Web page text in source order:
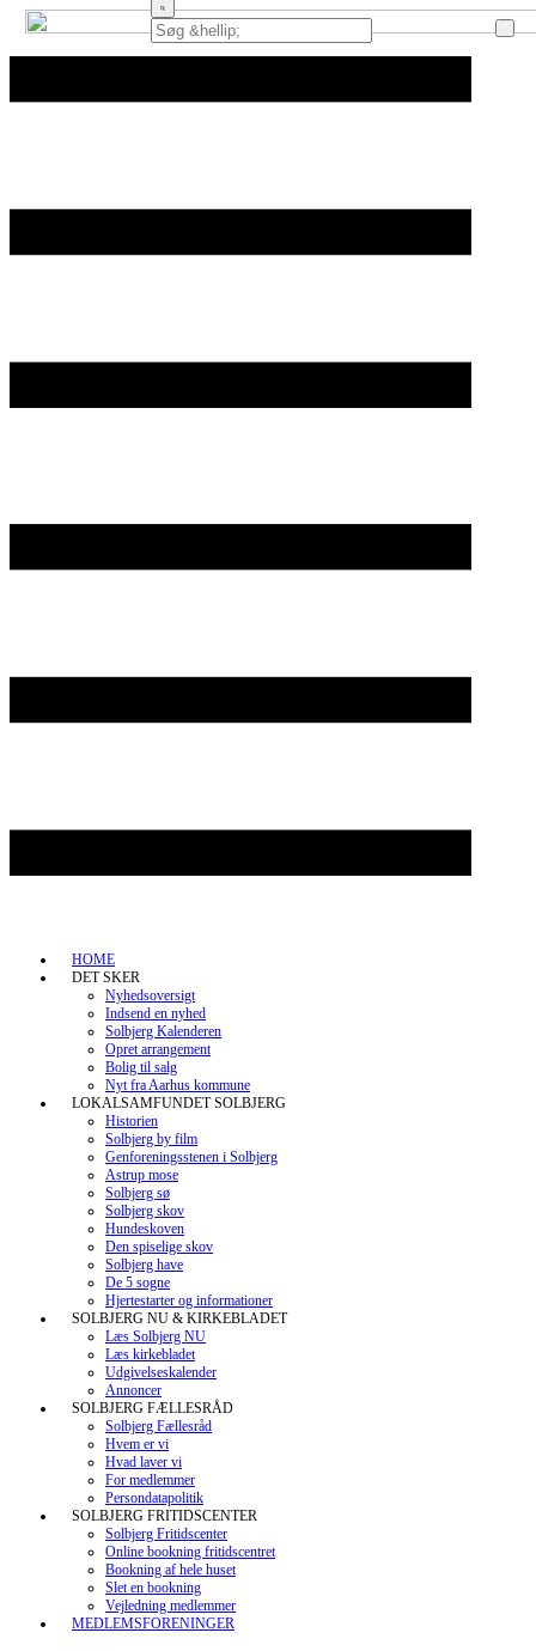
HOME
DET SKER
Nyhedsoversigt
Indsend en nyhed
Solbjerg Kalenderen
Opret arrangement
Bolig til salg
Nyt fra Aarhus kommune
LOKALSAMFUNDET SOLBJERG
Historien
Solbjerg by film
Genforeningsstenen i Solbjerg
Astrup mose
Solbjerg sø
Solbjerg skov
Hundeskoven
Den spiselige skov
Solbjerg have
De 5 sogne
Hjertestarter og informationer
SOLBJERG NU & KIRKEBLADET
Læs Solbjerg NU
Læs kirkebladet
Udgivelseskalender
Annoncer
SOLBJERG FÆLLESRÅD
Solbjerg Fællesråd
Hvem er vi
Hvad laver vi
For medlemmer
Persondatapolitik
SOLBJERG FRITIDSCENTER
Solbjerg Fritidscenter
Online bookning fritidscentret
Bookning af hele huset
Slet en bookning
Vejledning medlemmer
MEDLEMSFORENINGER